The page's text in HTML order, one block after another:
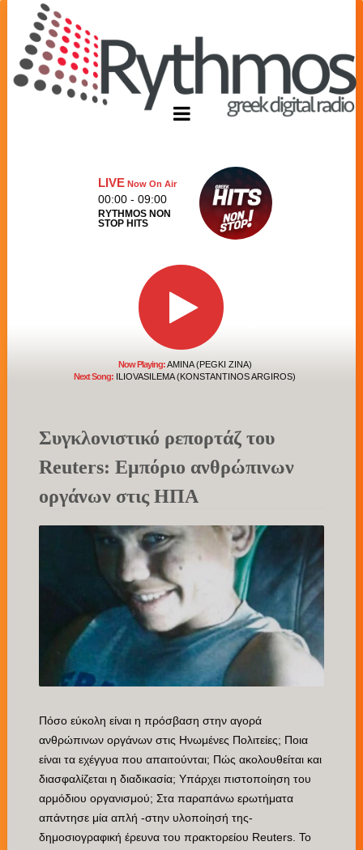
LIVENow On Air
00:00 - 09:00
RYTHMOS NON
STOP HITS
Now Playing:AMINA (PEGKI ZINA)
Next Song: ILIOVASILEMA (KONSTANTINOS ARGIROS)
Συγκλονιστικό ρεπορτάζ του
Reuters: Εμπόριο ανθρώπινων
οργάνων στις ΗΠΑ
Πόσο εύκολη είναι η πρόσβαση στην αγορά
ανθρώπινων οργάνων στις Ηνωμένες Πολιτείες; Ποια
είναι τα εχέγγυα που απαιτούνται; Πώς ακολουθείται και
διασφαλίζεται η διαδικασία; Υπάρχει πιστοποίηση του
αρμόδιου οργανισμού; Στα παραπάνω ερωτήματα
απάντησε μία απλή -στην υλοποίησή της-
δημοσιογραφική έρευνα του πρακτορείου Reuters. Το